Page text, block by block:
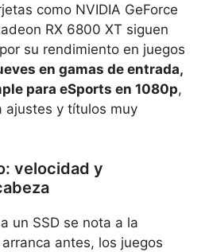
como NVIDIA GeForce
RX 6800 XT siguen
su rendimiento en juegos
en gamas de entrada,
para eSports en 1080p,
ajustes y títulos muy
velocidad y
un SSD se nota a la
antes, los juegos